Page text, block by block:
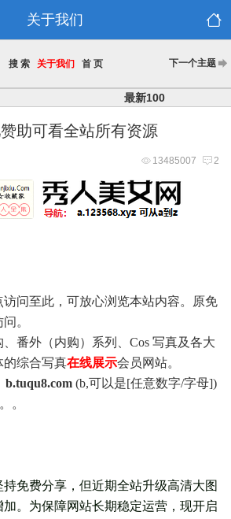
关于我们
搜 索 关于我们 首 页 下一个主题
最新100
助可看全站所有资源
13485007 2
问至此，可放心浏览本站内容。原免
。
番外（内购）系列、Cos 写真及各大
的综合写真在线展示会员网站。
b.tuqu8.com (b,可以是[任意数字/字母])
。
免费分享，但近期全站升级高清大图
。为保障网站长期稳定运营，现开启